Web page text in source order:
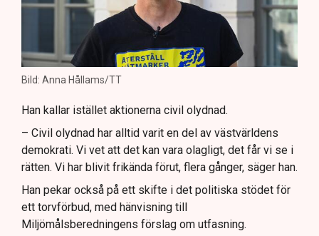
Bild: Anna Hållams/TT
Han kallar istället aktionerna civil olydnad.
– Civil olydnad har alltid varit en del av västvärldens
demokrati. Vi vet att det kan vara olagligt, det får vi se i
rätten. Vi har blivit frikända förut, flera gånger, säger han.
Han pekar också på ett skifte i det politiska stödet för
ett torvförbud, med hänvisning till
Miljömålsberedningens förslag om utfasning.